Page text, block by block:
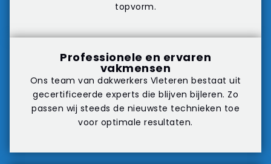
topvorm.
Professionele en ervaren
vakmensen
Ons team van dakwerkers Vleteren bestaat uit
gecertificeerde experts die blijven bijleren. Zo
passen wij steeds de nieuwste technieken toe
voor optimale resultaten.